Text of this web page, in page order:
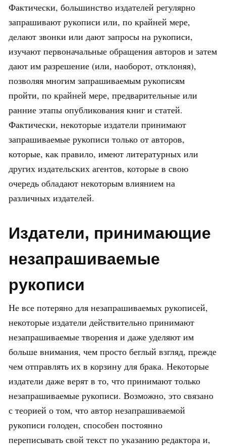
Фактически, большинство издателей регулярно
запрашивают рукописи или, по крайней мере,
делают звонки или дают запросы на рукописи,
изучают первоначальные обращения авторов и затем
дают им разрешение (или, наоборот, отклоняя),
позволяя многим запрашиваемым рукописям
пройти, по крайней мере, предварительные или
ранние этапы опубликования книг и статей.
Фактически, некоторые издатели принимают
запрашиваемые рукописи только от авторов,
которые, как правило, имеют литературных или
других издательских агентов, которые в свою
очередь обладают некоторым влиянием на
различных издателей.
Издатели, принимающие
незапрашиваемые
рукописи
Не все потеряно для незапрашиваемых рукописей,
некоторые издатели действительно принимают
незапрашиваемые творения и даже уделяют им
больше внимания, чем просто беглый взгляд, прежде
чем отправлять их в корзину для брака. Некоторые
издатели даже верят в то, что принимают только
незапрашиваемые рукописи. Возможно, это связано
с теорией о том, что автор незапрашиваемой
рукописи голоден, способен постоянно
переписывать свой текст по указанию редактора и,